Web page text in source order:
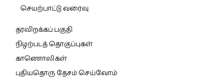
செயற்பாட்டு வரைவு
தரவிறக்கப் பகுதி
நிழற்படத் தொகுப்புகள்
காணொலிகள்
புதியதொரு தேசம் செய்வோம்